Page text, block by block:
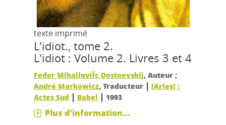
texte imprimé
L'idiot., tome 2.
L'idiot : Volume 2. Livres 3 et 4
Fedor MihailoviÏc Dostoevskij, Auteur ;
André Markowicz, Traducteur |[Arles] :
Actes Sud | Babel | 1993
Plus d'information...